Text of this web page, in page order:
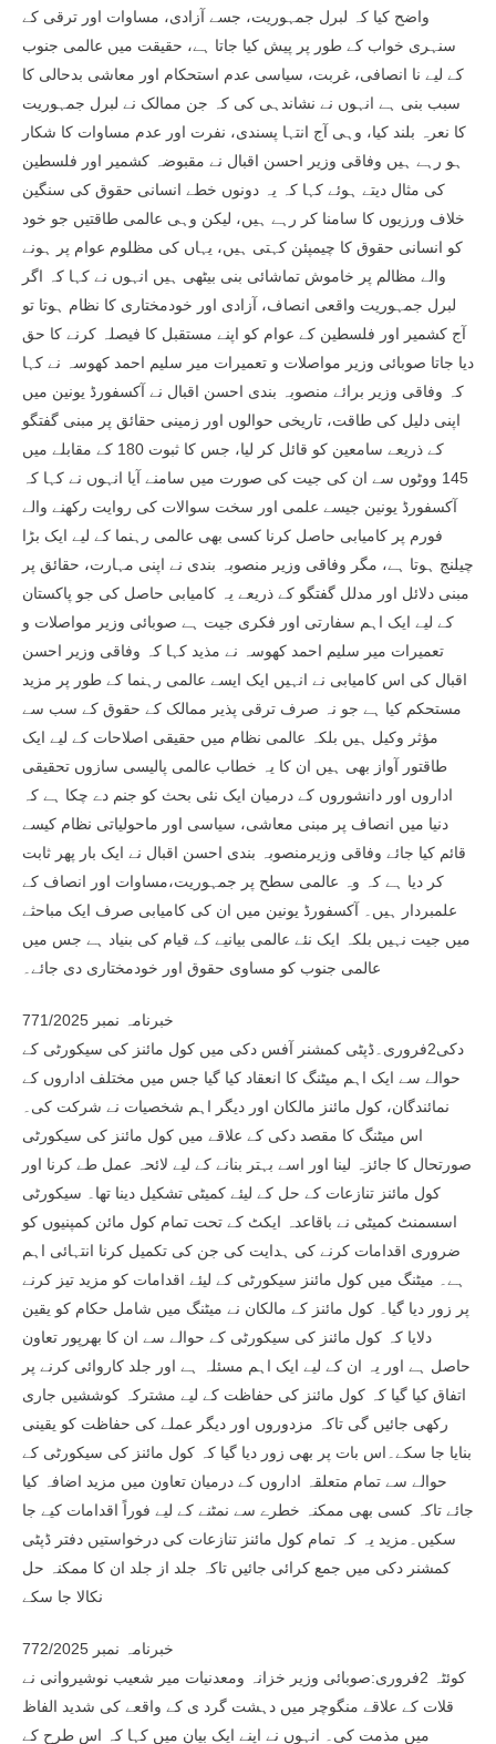
واضح کیا کہ لبرل جمہوریت، جسے آزادی، مساوات اور ترقی کے
سنہری خواب کے طور پر پیش کیا جاتا ہے، حقیقت میں عالمی جنوب
کے لیے نا انصافی، غربت، سیاسی عدم استحکام اور معاشی بدحالی کا
سبب بنی ہے انہوں نے نشاندہی کی کہ جن ممالک نے لبرل جمہوریت
کا نعرہ بلند کیا، وہی آج انتہا پسندی، نفرت اور عدم مساوات کا شکار
ہو رہے ہیں وفاقی وزیر احسن اقبال نے مقبوضہ کشمیر اور فلسطین
کی مثال دیتے ہوئے کہا کہ یہ دونوں خطے انسانی حقوق کی سنگین
خلاف ورزیوں کا سامنا کر رہے ہیں، لیکن وہی عالمی طاقتیں جو خود
کو انسانی حقوق کا چیمپئن کہتی ہیں، یہاں کی مظلوم عوام پر ہونے
والے مظالم پر خاموش تماشائی بنی بیٹھی ہیں انہوں نے کہا کہ اگر
لبرل جمہوریت واقعی انصاف، آزادی اور خودمختاری کا نظام ہوتا تو
آج کشمیر اور فلسطین کے عوام کو اپنے مستقبل کا فیصلہ کرنے کا حق
دیا جاتا صوبائی وزیر مواصلات و تعمیرات میر سلیم احمد کھوسہ نے کہا
کہ وفاقی وزیر برائے منصوبہ بندی احسن اقبال نے آکسفورڈ یونین میں
اپنی دلیل کی طاقت، تاریخی حوالوں اور زمینی حقائق پر مبنی گفتگو
کے ذریعے سامعین کو قائل کر لیا، جس کا ثبوت 180 کے مقابلے میں
145 ووٹوں سے ان کی جیت کی صورت میں سامنے آیا انہوں نے کہا کہ
آکسفورڈ یونین جیسے علمی اور سخت سوالات کی روایت رکھنے والے
فورم پر کامیابی حاصل کرنا کسی بھی عالمی رہنما کے لیے ایک بڑا
چیلنج ہوتا ہے، مگر وفاقی وزیر منصوبہ بندی نے اپنی مہارت، حقائق پر
مبنی دلائل اور مدلل گفتگو کے ذریعے یہ کامیابی حاصل کی جو پاکستان
کے لیے ایک اہم سفارتی اور فکری جیت ہے صوبائی وزیر مواصلات و
تعمیرات میر سلیم احمد کھوسہ نے مذید کہا کہ وفاقی وزیر احسن
اقبال کی اس کامیابی نے انہیں ایک ایسے عالمی رہنما کے طور پر مزید
مستحکم کیا ہے جو نہ صرف ترقی پذیر ممالک کے حقوق کے سب سے
مؤثر وکیل ہیں بلکہ عالمی نظام میں حقیقی اصلاحات کے لیے ایک
طاقتور آواز بھی ہیں ان کا یہ خطاب عالمی پالیسی سازوں تحقیقی
اداروں اور دانشوروں کے درمیان ایک نئی بحث کو جنم دے چکا ہے کہ
دنیا میں انصاف پر مبنی معاشی، سیاسی اور ماحولیاتی نظام کیسے
قائم کیا جائے وفاقی وزیرمنصوبہ بندی احسن اقبال نے ایک بار پھر ثابت
کر دیا ہے کہ وہ عالمی سطح پر جمہوریت،مساوات اور انصاف کے
علمبردار ہیں۔ آکسفورڈ یونین میں ان کی کامیابی صرف ایک مباحثے
میں جیت نہیں بلکہ ایک نئے عالمی بیانیے کے قیام کی بنیاد ہے جس میں
عالمی جنوب کو مساوی حقوق اور خودمختاری دی جائے۔
خبرنامہ نمبر 771/2025
دکی2فروری۔ڈپٹی کمشنر آفس دکی میں کول مائنز کی سیکورٹی کے
حوالے سے ایک اہم میٹنگ کا انعقاد کیا گیا جس میں مختلف اداروں کے
نمائندگان، کول مائنز مالکان اور دیگر اہم شخصیات نے شرکت کی۔
اس میٹنگ کا مقصد دکی کے علاقے میں کول مائنز کی سیکورٹی
صورتحال کا جائزہ لینا اور اسے بہتر بنانے کے لیے لائحہ عمل طے کرنا اور
کول مائنز تنازعات کے حل کے لیئے کمیٹی تشکیل دینا تھا۔ سیکورٹی
اسسمنٹ کمیٹی نے باقاعدہ ایکٹ کے تحت تمام کول مائن کمپنیوں کو
ضروری اقدامات کرنے کی ہدایت کی جن کی تکمیل کرنا انتہائی اہم
ہے۔ میٹنگ میں کول مائنز سیکورٹی کے لیئے اقدامات کو مزید تیز کرنے
پر زور دیا گیا۔ کول مائنز کے مالکان نے میٹنگ میں شامل حکام کو یقین
دلایا کہ کول مائنز کی سیکورٹی کے حوالے سے ان کا بھرپور تعاون
حاصل ہے اور یہ ان کے لیے ایک اہم مسئلہ ہے اور جلد کاروائی کرنے پر
اتفاق کیا گیا کہ کول مائنز کی حفاظت کے لیے مشترکہ کوششیں جاری
رکھی جائیں گی تاکہ مزدوروں اور دیگر عملے کی حفاظت کو یقینی
بنایا جا سکے۔اس بات پر بھی زور دیا گیا کہ کول مائنز کی سیکورٹی کے
حوالے سے تمام متعلقہ اداروں کے درمیان تعاون میں مزید اضافہ کیا
جائے تاکہ کسی بھی ممکنہ خطرے سے نمٹنے کے لیے فوراً اقدامات کیے جا
سکیں۔مزید یہ کہ تمام کول مائنز تنازعات کی درخواستیں دفتر ڈپٹی
کمشنر دکی میں جمع کرائی جائیں تاکہ جلد از جلد ان کا ممکنہ حل
نکالا جا سکے
خبرنامہ نمبر 772/2025
کوئٹہ 2فروری:صوبائی وزیر خزانہ ومعدنیات میر شعیب نوشیروانی نے
قلات کے علاقے منگوچر میں دہشت گرد ی کے واقعے کی شدید الفاظ
میں مذمت کی۔ انہوں نے اپنے ایک بیان میں کہا کہ اس طرح کے